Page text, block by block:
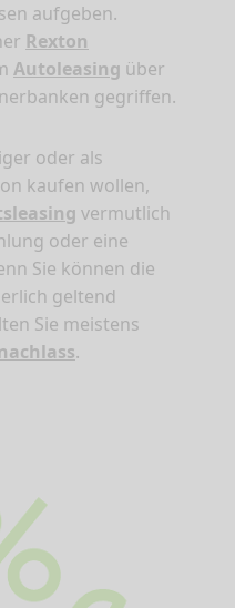
aufgeben.
Rexton
Autoleasing über
gegriffen.
oder als
kaufen wollen,
vermutlich
oder eine
Sie können die
geltend
Sie meistens
.